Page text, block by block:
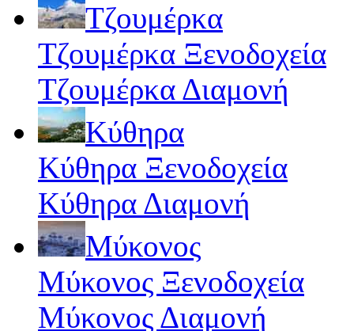
Τζουμέρκα
Τζουμέρκα Ξενοδοχεία
Τζουμέρκα Διαμονή
Κύθηρα
Κύθηρα Ξενοδοχεία
Κύθηρα Διαμονή
Μύκονος
Μύκονος Ξενοδοχεία
Μύκονος Διαμονή